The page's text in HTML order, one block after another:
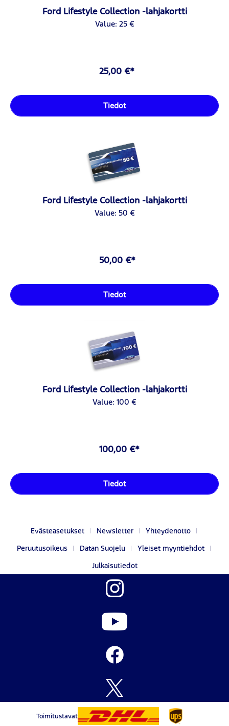
Ford Lifestyle Collection -lahjakortti
Value: 25 €
25,00 €*
Tiedot
Ford Lifestyle Collection -lahjakortti
Value: 50 €
50,00 €*
Tiedot
Ford Lifestyle Collection -lahjakortti
Value: 100 €
100,00 €*
Tiedot
Evästeasetukset Newsletter
Yhteydenotto
Peruutusoikeus
Datan Suojelu
Yleiset myyntiehdot
Julkaisutiedot
Toimitustavat